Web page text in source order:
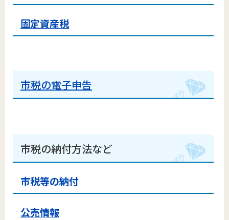
固定資産税
市税の電子申告
市税の納付方法など
市税等の納付
公売情報